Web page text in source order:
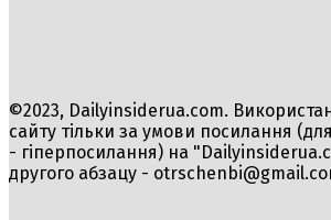
©2023, Dailyinsiderua.com.
сайту тільки за умови посилання
- гіперпосилання) на
другого абзацу -